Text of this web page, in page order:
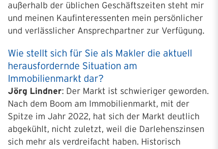
außerhalb der üblichen Geschäftszeiten steht mir
und meinen Kaufinteressenten mein persönlicher
und verlässlicher Ansprechpartner zur Verfügung.
Wie stellt sich für Sie als Makler die aktuell
herausfordernde Situation am
Immobilienmarkt dar?
Jörg Lindner: Der Markt ist schwieriger geworden.
Nach dem Boom am Immobilienmarkt, mit der
Spitze im Jahr 2022, hat sich der Markt deutlich
abgekühlt, nicht zuletzt, weil die Darlehenszinsen
sich mehr als verdreifacht haben. Historisch